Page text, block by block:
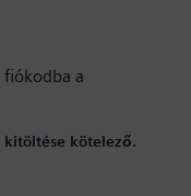
fiókodba a
kötelező.